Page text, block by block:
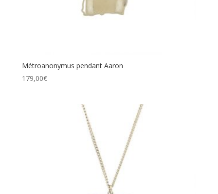
Métroanonymus pendant Aaron
179,00€